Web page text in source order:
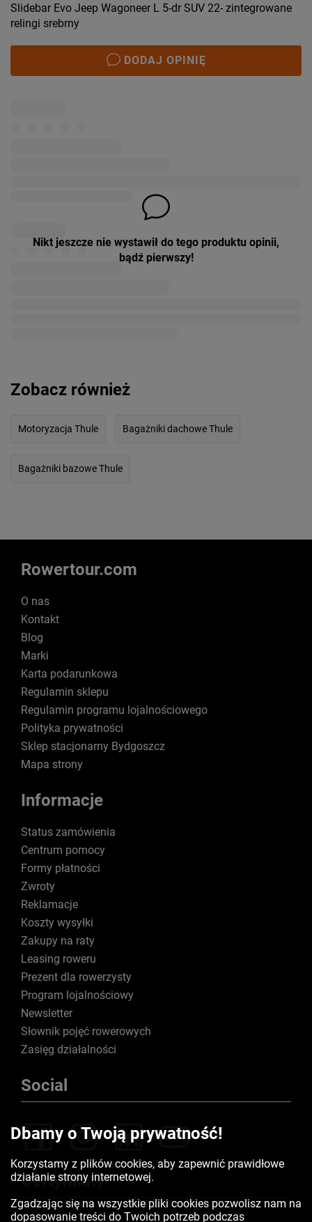
Slidebar Evo Jeep Wagoneer L 5-dr SUV 22- zintegrowane
relingi srebrny
DODAJ OPINIĘ
Nikt jeszcze nie wystawił do tego produktu opinii,
bądź pierwszy!
Zobacz również
Motoryzacja Thule Bagażniki dachowe Thule
Bagażniki bazowe Thule
Rowertour.com
O nas
Kontakt
Blog
Marki
Karta podarunkowa
Regulamin sklepu
Regulamin programu lojalnościowego
Polityka prywatności
Sklep stacjonarny Bydgoszcz
Mapa strony
Informacje
Status zamówienia
Centrum pomocy
Formy płatności
Zwroty
Reklamacje
Koszty wysyłki
Zakupy na raty
Leasing roweru
Prezent dla rowerzysty
Program lojalnościowy
Newsletter
Słownik pojęć rowerowych
Zasięg działalności
Social
Certyfikaty
Dbamy o Twoją prywatność!
Korzystamy z plików cookies, aby zapewnić prawidłowe
działanie strony internetowej.
Zgadzając się na wszystkie pliki cookies pozwolisz nam na
dopasowanie treści do Twoich potrzeb podczas